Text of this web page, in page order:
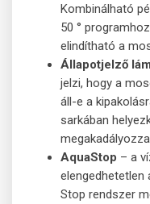
Kombinálható
50 °
elindítható a
Állapotjelző
jelzi, hogy a
áll-e a
sarkában
AquaStop – a
elengedhetetlen
Stop rendszer